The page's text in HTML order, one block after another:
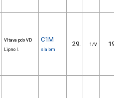
Vltava pdo VD
Lipno I.
C1M
slalom
29. 1/V 19.47